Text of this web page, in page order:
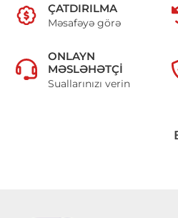
ÇATDIRILMA
Məsafəyə görə
ONLAYN
MƏSLƏHƏTÇI
Suallarınızı verin